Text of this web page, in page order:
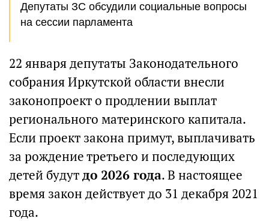
Депутаты ЗС обсудили социальные вопросы
на сессии парламента
22 января депутаты Законодательного
собрания Иркутской области внесли
законопроект о продлении выплат
регионального материнского капитала.
Если проект закона примут, выплачивать
за рождение третьего и последующих
детей будутдо 2026 года. В настоящее
время закон действует до 31 декабря 2021
года.